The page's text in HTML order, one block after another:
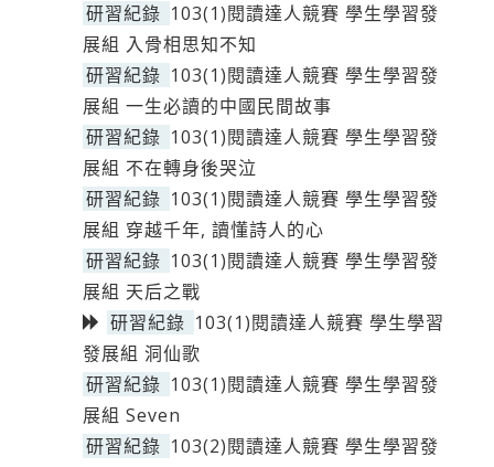
研習紀錄 103(1)閱讀達人競賽 學生學習發
展組 入骨相思知不知
研習紀錄 103(1)閱讀達人競賽 學生學習發
展組 一生必讀的中國民間故事
研習紀錄 103(1)閱讀達人競賽 學生學習發
展組 不在轉身後哭泣
研習紀錄 103(1)閱讀達人競賽 學生學習發
展組 穿越千年, 讀懂詩人的心
研習紀錄 103(1)閱讀達人競賽 學生學習發
展組 天后之戰
研習紀錄 103(1)閱讀達人競賽 學生學習
發展組 洞仙歌
研習紀錄 103(1)閱讀達人競賽 學生學習發
展組 Seven
研習紀錄 103(2)閱讀達人競賽 學生學習發